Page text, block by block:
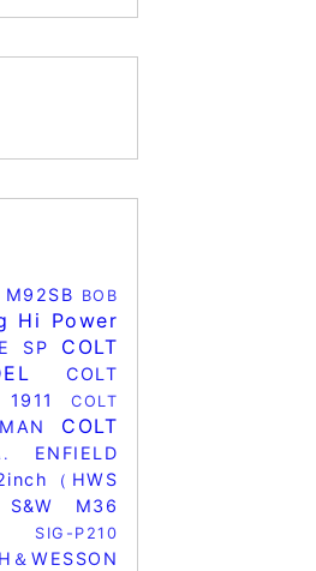
M92SB BOB
Hi Power
SP COLT
COLT
1911 COLT
COLT
ENFIELD
（HWS
S&W M36
SIG-P210
＆WESSON